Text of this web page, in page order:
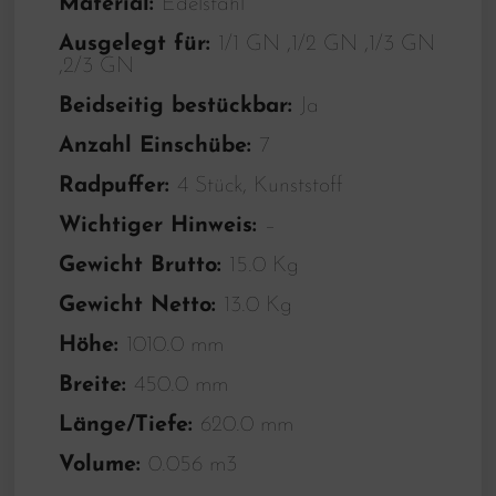
Material: Edelstahl
Ausgelegt für: 1/1 GN ,1/2 GN ,1/3 GN
,2/3 GN
Beidseitig bestückbar:
Ja
Anzahl Einschübe: 7
Radpuffer: 4 Stück, Kunststoff
Wichtiger Hinweis: –
Gewicht Brutto: 15.0 Kg
Gewicht Netto: 13.0 Kg
Höhe: 1010.0 mm
Breite: 450.0 mm
Länge/Tiefe: 620.0 mm
Volume: 0.056 m3